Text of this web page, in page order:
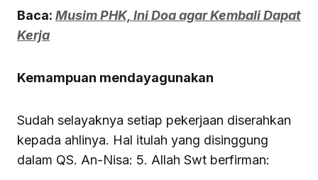
Baca: Musim PHK, Ini Doa agar Kembali Dapat
Kerja
Kemampuan mendayagunakan
Sudah selayaknya setiap pekerjaan diserahkan
kepada ahlinya. Hal itulah yang disinggung
dalam QS. An-Nisa: 5. Allah Swt berfirman: